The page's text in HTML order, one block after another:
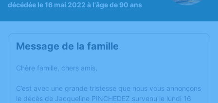
décédée le 16 mai 2022 à l'âge de 90 ans
Message de la famille
Chère famille, chers amis,
C’est avec une grande tristesse que nous vous annonçons
le décès de Jacqueline PINCHEDEZ survenu le lundi 16